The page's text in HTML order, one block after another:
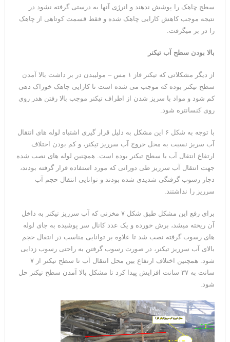
سطح چاهک را پوشش ندهند و انرژی آنها به درستی گرفته نشود در
نتیجه موجب کاهش کارایی چاهک شده و فقط قسمت کوتاهی از چاهک
را در بر میگرفت.
بالا بودن سطح آب تیکنر
از دیگر مشکلاتی که تیکنر فاز ۱ مس – مولیبدن در بر داشت بالا آمدن
سطح تیکنر بوده که موجب می شده است تا کارایی چاهک خوراک دهی
کم شود و مواد با سریز شدن از اطراف تیکنر موجب بالا رفتن هدر روی
روی کنسانتره شود.
با توجه به شکل ۶ این مشکل به دلیل قرار گیری اشتباه لوله های انتقال
آب سریز نسبت به محل خروج آب سرریز تیکنر، و کم بودن اختلاف
ارتفاع انتقال آب با سطح تیکنر بوده است. همچنین لوله های نصب شده
جهت انتقال آب سرریز طی دورانی که مورد استفاده قرار گرفته بودند،
دچار رسوب گرفتگی شدیدی شده بودند و توانایی انتقال حجم آب
سرریز را نداشتند.
برای رفع این مشکل طبق شکل ۷ مخزنی که آب سرریز تیکنر به داخل
آن ریخته میشد، برش خورده و یک عدد کانال سر پوشیده به جای لوله
های رسوب گرفته نصب شد تا علاوه بر توانایی مناسب در انتقال حجم
بالای آب سرریز تیکنر، در صورت رسوب گرفتن به راحتی رسوب زدایی
شود. همچنین اختلاف ارتفاع بین محل انتقال آب تا سطح تیکنر از ۷
سانت به ۳۷ سانت افزایش پیدا کرد تا مشکل بالا آمدن سطح تیکنر حل
شود.